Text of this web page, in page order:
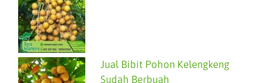
Jual Bibit Pohon Kelengkeng
Sudah Berbuah